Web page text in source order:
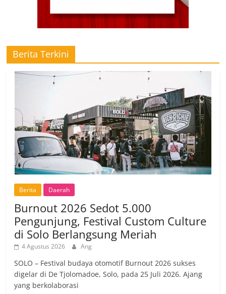
Berita Terkini
Berita Daerah
Burnout 2026 Sedot 5.000
Pengunjung, Festival Custom Culture
di Solo Berlangsung Meriah
4 Agustus 2026 Ang
SOLO – Festival budaya otomotif Burnout 2026 sukses
digelar di De Tjolomadoe, Solo, pada 25 Juli 2026. Ajang
yang berkolaborasi